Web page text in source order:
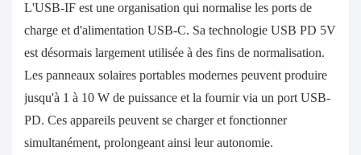
L'USB-IF est une organisation qui normalise les ports de
charge et d'alimentation USB-C. Sa technologie USB PD 5V
est désormais largement utilisée à des fins de normalisation.
Les panneaux solaires portables modernes peuvent produire
jusqu'à 1 à 10 W de puissance et la fournir via un port USB-
PD. Ces appareils peuvent se charger et fonctionner
simultanément, prolongeant ainsi leur autonomie.